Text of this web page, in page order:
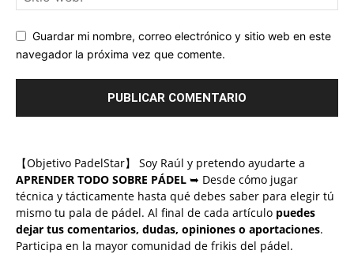
Guardar mi nombre, correo electrónico y sitio web en este
navegador la próxima vez que comente.
【Objetivo PadelStar】 Soy Raúl y pretendo ayudarte a
APRENDER TODO SOBRE PÁDEL ➥ Desde cómo jugar
técnica y tácticamente hasta qué debes saber para elegir tú
mismo tu pala de pádel. Al final de cada artículo puedes
dejar tus comentarios, dudas, opiniones o aportaciones.
Participa en la mayor comunidad de frikis del pádel.